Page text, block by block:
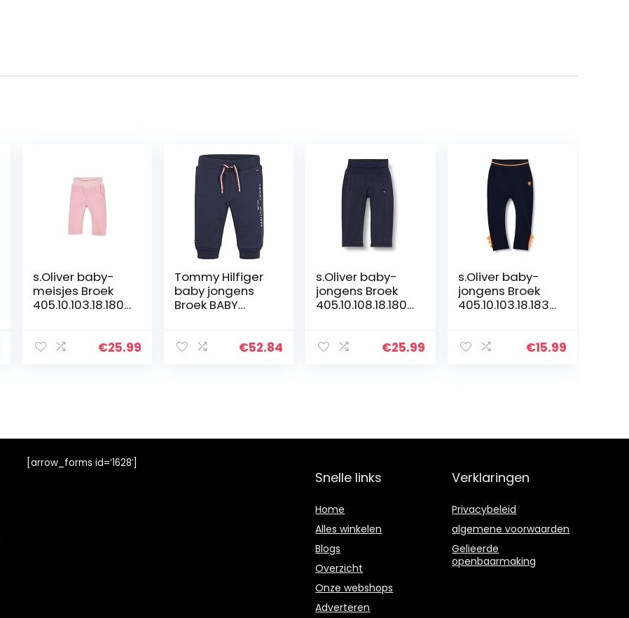
s.Oliver baby-
meisjes Broek
405.10.103.18.180.
€25.99
Tommy Hilfiger
baby jongens
Broek BABY
€52.84
s.Oliver baby-
jongens Broek
405.10.108.18.180.
€25.99
s.Oliver baby-
jongens Broek
405.10.103.18.183.
€15.99
[arrow_forms id=’1628′]
Snelle links
Home
Alles winkelen
Blogs
Overzicht
Onze webshops
Adverteren
Verklaringen
Privacybeleid
algemene voorwaarden
Gelieerde
openbaarmaking